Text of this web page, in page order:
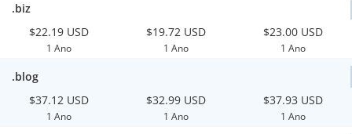
.biz
$22.19 USD
1 Ano
$19.72 USD
1 Ano
$23.00 USD
1 Ano
.blog
$37.12 USD
1 Ano
$32.99 USD
1 Ano
$37.93 USD
1 Ano